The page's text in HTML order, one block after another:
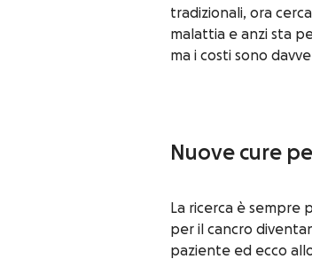
tradizionali, ora
malattia e anzi sta
ma i costi sono
Nuove cure
La ricerca è sempre
per il cancro
paziente ed ecco